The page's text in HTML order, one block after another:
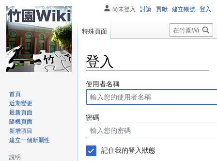
登入
跳
至
導
覽
跳
至
搜
尋
使用者名稱
密碼
記住我的登入狀態
尚未登入 討論 貢獻 建立帳號 登入
特殊頁面
搜
首頁
近期變更
最新頁面
隨機頁面
新增項目
建立一個新屬性
說明